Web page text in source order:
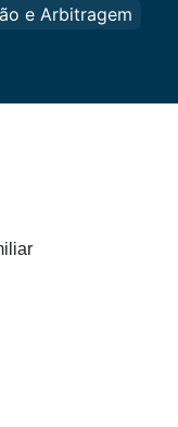
e Arbitragem